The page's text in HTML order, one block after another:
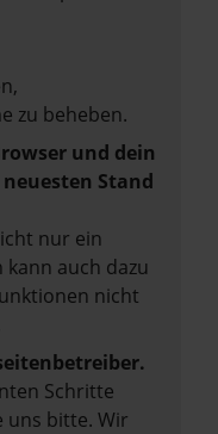
zu beheben.
und dein
Stand
nur ein
auch dazu
nicht
Schritte
uns bitte. Wir